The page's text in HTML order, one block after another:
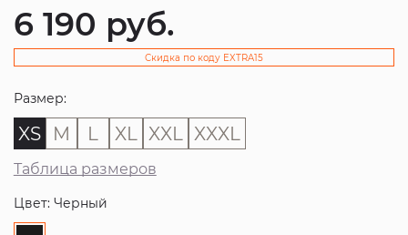
6 190 руб.
Скидка по коду EXTRA15
Размер:
XS M L XL XXL XXXL
Таблица размеров
Цвет: Черный